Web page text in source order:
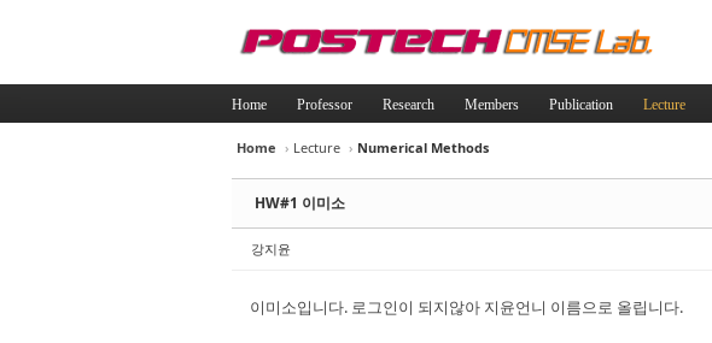
Home Professor Research Members Publication Lecture
Home › Lecture › Numerical Methods
HW#1 이미소
강지윤
이미소입니다. 로그인이 되지않아 지윤언니 이름으로 올립니다.
Sketchbook5, 스케치북5
Sketchbook5, 스케치북5